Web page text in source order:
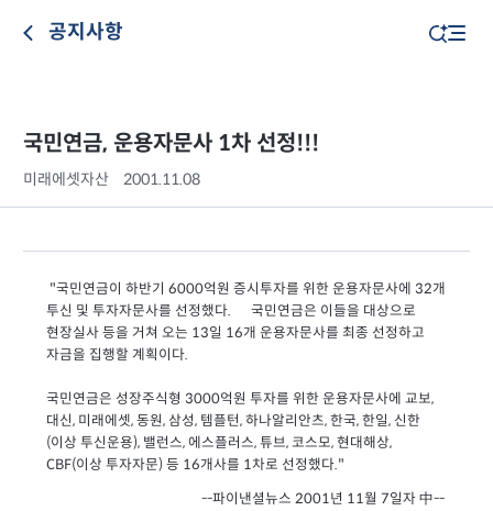
공지사항
국민연금, 운용자문사 1차 선정!!!
미래에셋자산 2001.11.08
"국민연금이 하반기 6000억원 증시투자를 위한 운용자문사에 32개
투신 및 투자자문사를 선정했다. 국민연금은 이들을 대상으로
현장실사 등을 거쳐 오는 13일 16개 운용자문사를 최종 선정하고
자금을 집행할 계획이다.
국민연금은 성장주식형 3000억원 투자를 위한 운용자문사에 교보,
대신, 미래에셋, 동원, 삼성, 템플턴, 하나알리안츠, 한국, 한일, 신한
(이상 투신운용), 밸런스, 에스플러스, 튜브, 코스모, 현대해상,
CBF(이상 투자자문) 등 16개사를 1차로 선정했다."
--파이낸셜뉴스 2001년 11월 7일자 中--